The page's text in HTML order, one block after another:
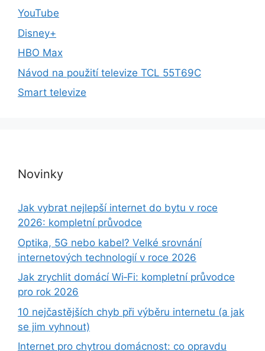
YouTube
Disney+
HBO Max
Návod na použití televize TCL 55T69C
Smart televize
Novinky
Jak vybrat nejlepší internet do bytu v roce
2026: kompletní průvodce
Optika, 5G nebo kabel? Velké srovnání
internetových technologií v roce 2026
Jak zrychlit domácí Wi‑Fi: kompletní průvodce
pro rok 2026
10 nejčastějších chyb při výběru internetu (a jak
se jim vyhnout)
Internet pro chytrou domácnost: co opravdu